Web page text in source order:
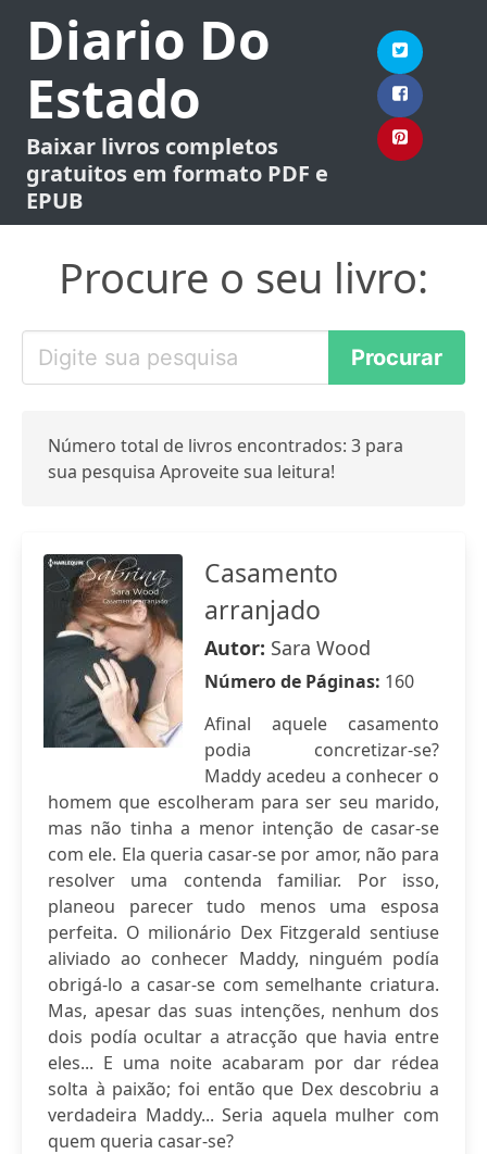
Diario Do
Estado
Baixar livros completos
gratuitos em formato PDF e
EPUB
Procure o seu livro:
Número total de livros encontrados: 3 para
sua pesquisa Aproveite sua leitura!
Casamento
arranjado
Autor: Sara Wood
Número de Páginas: 160
Afinal aquele casamento
podia concretizar-se?
Maddy acedeu a conhecer o
homem que escolheram para ser seu marido,
mas não tinha a menor intenção de casar-se
com ele. Ela queria casar-se por amor, não para
resolver uma contenda familiar. Por isso,
planeou parecer tudo menos uma esposa
perfeita. O milionário Dex Fitzgerald sentiuse
aliviado ao conhecer Maddy, ninguém podía
obrigá-lo a casar-se com semelhante criatura.
Mas, apesar das suas intenções, nenhum dos
dois podía ocultar a atracção que havia entre
eles... E uma noite acabaram por dar rédea
solta à paixão; foi então que Dex descobriu a
verdadeira Maddy... Seria aquela mulher com
quem queria casar-se?